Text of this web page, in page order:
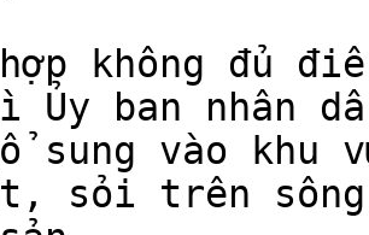
hợp không đủ
Ủy ban nhân
sung vào khu
sỏi trên